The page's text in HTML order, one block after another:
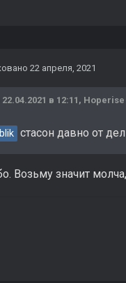
22 апреля, 2021
22.04.2021 в 12:11, Hoperise
стасон давно от
Возьму значит